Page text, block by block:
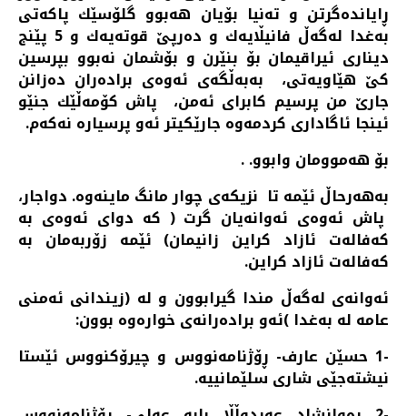
ڕایانده‌گرتن و ته‌نیا بۆیان هه‌بوو گلۆسێك پاكه‌تی
به‌غدا له‌گه‌ڵ فانیڵایه‌ك و ده‌رپێ قوته‌یه‌ك و 5 پێنج
دیناری ئیراقیمان بۆ بنێرن و بۆشمان نه‌بوو بپرسین
كێ هێاویه‌تی، به‌به‌ڵگه‌ی ئه‌وه‌ی براده‌ران ده‌زانن
جارێ من پرسیم كابرای ئه‌من، پاش كۆمه‌ڵێك جنێو
ئینجا ئاگاداری كردمه‌وه‌ جارێكیتر ئه‌و پرسیاره‌ نه‌كه‌م.
بۆ هه‌موومان وابوو. .
به‌هه‌رحاڵ ئێمه‌ تا نزیكه‌ی چوار مانگ ماینه‌وه‌. دواجار،
پاش ئه‌وه‌ی ئه‌وانه‌یان گرت ( كه‌ دوای ئه‌وه‌ی به‌
كه‌فاله‌ت ئازاد كراین زانیمان) ئێمه‌ زۆربه‌مان به‌
كه‌فاله‌ت ئازاد كراین.
ئه‌وانه‌ی له‌گه‌ڵ مندا گیرابوون و له‌ (زیندانی ئه‌منی
عامه‌ له‌ به‌غدا )ئه‌و براده‌رانه‌ی خواره‌وه‌ بوون:
-1 حسێن عارف- ڕۆژنامه‌نووس و چیرۆكنووس ئێستا
نیشته‌جێی شاری سلێمانییه‌.